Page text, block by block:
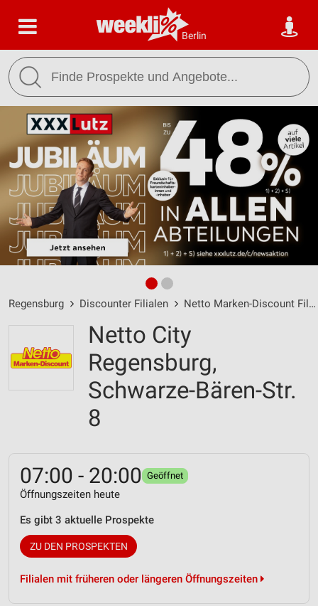
Berlin
Regensburg Discounter Filialen Netto Marken-Discount Filialen
Netto City
Regensburg,
Schwarze-Bären-Str.
8
07:00 - 20:00 Geöffnet
Öffnungszeiten heute
Es gibt 3 aktuelle Prospekte
ZU DEN PROSPEKTEN
Filialen mit früheren oder längeren Öffnungszeiten